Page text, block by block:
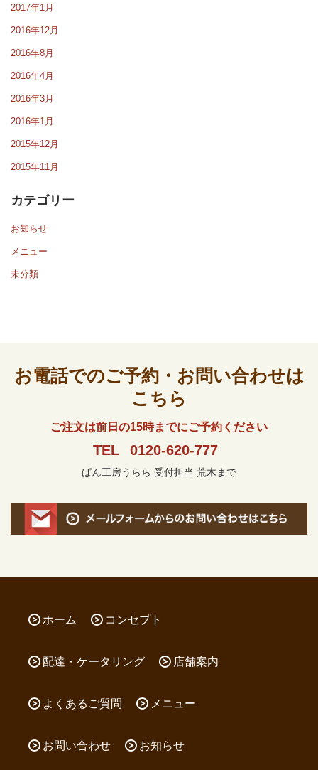
2017年1月
2016年12月
2016年8月
2016年4月
2016年3月
2016年1月
2015年12月
2015年11月
カテゴリー
お知らせ
メニュー
未分類
お電話でのご予約・お問い合わせは
こちら
ご注文は前日の15時までにご予約ください
TEL 0120-620-777
ぱん工房うらら 受付担当 荒木まで
ホーム コンセプト
配達・ケータリング 店舗案内
よくあるご質問 メニュー
お問い合わせ お知らせ